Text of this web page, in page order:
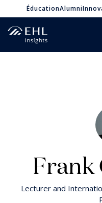
ÉducationAlumni
Frank
Lecturer and